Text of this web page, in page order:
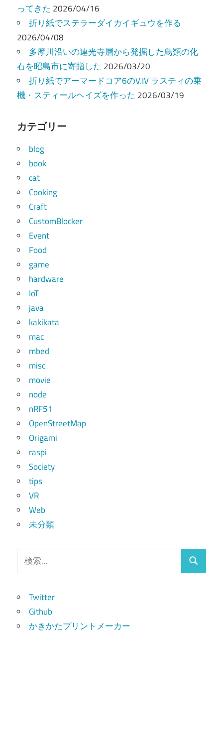
ってきた 2026/04/16
折り紙でステラーダイカイギュウを作る
2026/04/08
多摩川沿いの連光寺層から発掘した鳥類の化
石を昭島市に寄贈した 2026/03/20
折り紙でアーマードコア6のV.IV ラスティの乗
機・スティールヘイズを作った 2026/03/19
カテゴリー
blog
book
cat
Cooking
Craft
CustomBlocker
Event
Food
game
hardware
IoT
java
kakikata
mac
mbed
misc
movie
node
nRF51
OpenStreetMap
Origami
raspi
Society
tips
VR
Web
未分類
索:
検
Twitter
Github
かきかたプリントメーカー